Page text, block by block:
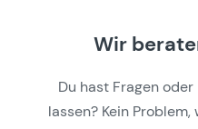
Wir
Du hast Fragen
lassen? Kein